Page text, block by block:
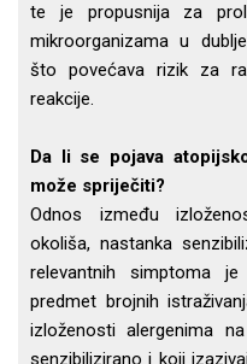
te je propusnija za
mikroorganizama u
što povećava rizik za
reakcije.
Da li se pojava
može spriječiti?
Odnos između
okoliša, nastanka
relevantnih simptoma
predmet brojnih
izloženosti alergenima
senzibilizirano i koji